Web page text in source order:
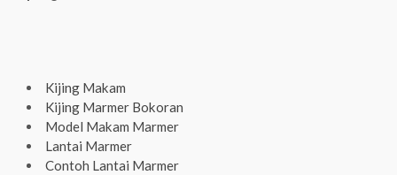
Kijing Makam
Kijing Marmer Bokoran
Model Makam Marmer
Lantai Marmer
Contoh Lantai Marmer